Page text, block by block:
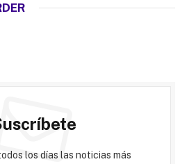
los días las noticias más